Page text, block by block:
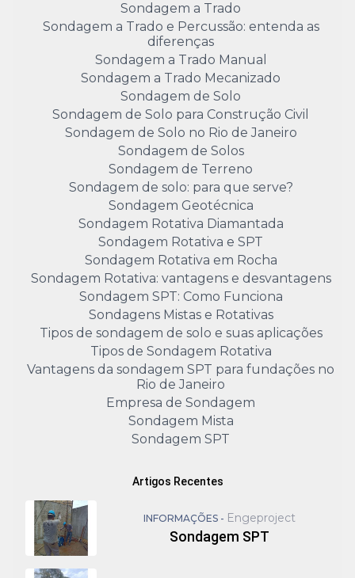
Sondagem a Trado
Sondagem a Trado e Percussão: entenda as
diferenças
Sondagem a Trado Manual
Sondagem a Trado Mecanizado
Sondagem de Solo
Sondagem de Solo para Construção Civil
Sondagem de Solo no Rio de Janeiro
Sondagem de Solos
Sondagem de Terreno
Sondagem de solo: para que serve?
Sondagem Geotécnica
Sondagem Rotativa Diamantada
Sondagem Rotativa e SPT
Sondagem Rotativa em Rocha
Sondagem Rotativa: vantagens e desvantagens
Sondagem SPT: Como Funciona
Sondagens Mistas e Rotativas
Tipos de sondagem de solo e suas aplicações
Tipos de Sondagem Rotativa
Vantagens da sondagem SPT para fundações no
Rio de Janeiro
Empresa de Sondagem
Sondagem Mista
Sondagem SPT
Artigos Recentes
INFORMAÇÕES - Engeproject
Sondagem SPT